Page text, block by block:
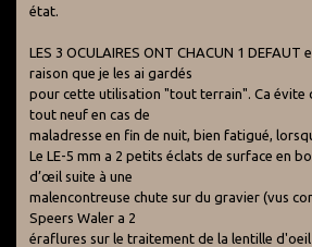
état.
LES 3 OCULAIRES ONT CHACUN 1
raison que je les ai gardés
pour cette utilisation "tout terrain". Ca évite
tout neuf en cas de
maladresse en fin de nuit, bien fatigué,
Le LE-5 mm a 2 petits éclats de surface en
d’œil suite à une
malencontreuse chute sur du gravier (vus
Speers Waler a 2
éraflures sur le traitement de la lentille